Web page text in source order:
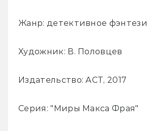
Жанр: детективное фэнтези
Художник: В. Половцев
Издательство: АСТ, 2017
Серия: "Миры Макса Фрая"